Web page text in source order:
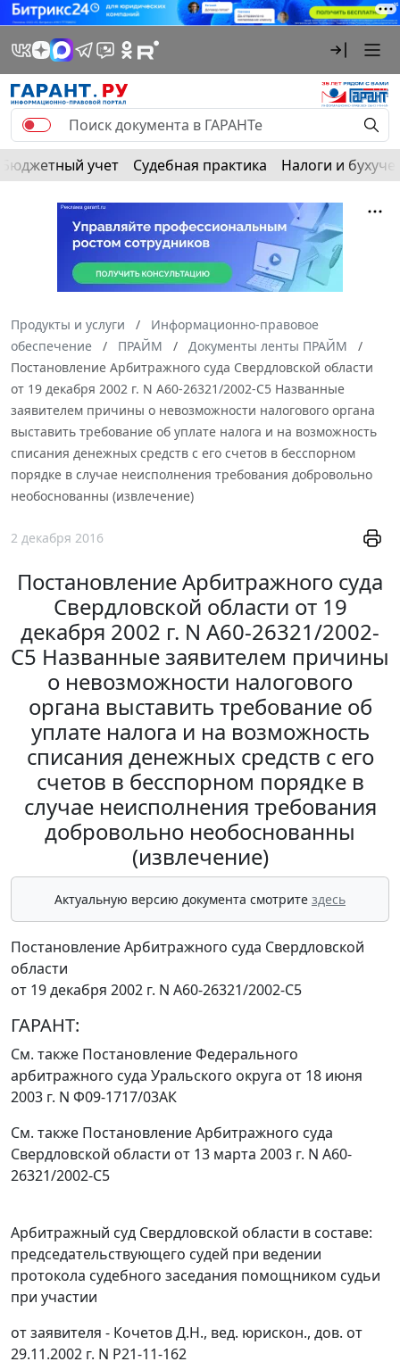
Бюджетный учет Судебная практика Налоги и
Продукты и услуги
Информационно-правовое
обеспечение
ПРАЙМ
Документы ленты ПРАЙМ
Постановление Арбитражного суда Свердловской области
от 19 декабря 2002 г. N А60-26321/2002-С5 Названные
заявителем причины о невозможности налогового органа
выставить требование об уплате налога и на возможность
списания денежных средств с его счетов в бесспорном
порядке в случае неисполнения требования добровольно
необоснованны (извлечение)
2 декабря 2016
Постановление Арбитражного суда
Свердловской области от 19
декабря 2002 г. N А60-26321/2002-
С5 Названные заявителем причины
о невозможности налогового
органа выставить требование об
уплате налога и на возможность
списания денежных средств с его
счетов в бесспорном порядке в
случае неисполнения требования
добровольно необоснованны
(извлечение)
Актуальную версию документа смотрите здесь
Постановление Арбитражного суда Свердловской
области
от 19 декабря 2002 г. N А60-26321/2002-С5
ГАРАНТ:
См. также ПостановлениеФедерального
арбитражного суда Уральского округа от 18 июня
2003 г. N Ф09-1717/03АК
См. также ПостановлениеАрбитражного суда
Свердловской области от 13 марта 2003 г. N А60-
26321/2002-С5
Арбитражный суд Свердловской области в составе:
председательствующего судей при ведении
протокола судебного заседания помощником судьи
при участии
от заявителя - Кочетов Д.Н., вед. юрискон., дов. от
29.11.2002 г. N Р21-11-162